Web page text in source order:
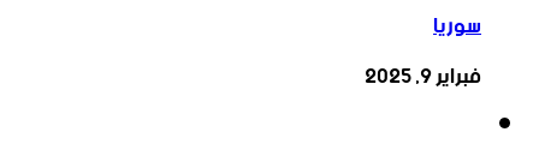
سوريا
فبراير 9, 2025